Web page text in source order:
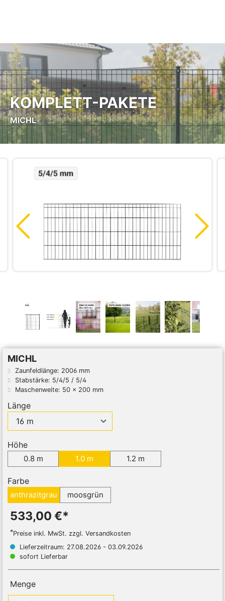
KOMPLETT-PAKETE
MICHL
MICHL
Zaunfeldlänge: 2006 mm
Stabstärke: 5/4/5 / 5/4
Maschenweite: 50 x 200 mm
Länge
Höhe
0.8 m 1.0 m 1.2 m
Farbe
anthrazitgrau moosgrün
533,00 €*
*Preise inkl. MwSt. zzgl. Versandkosten
Lieferzeitraum: 27.08.2026 - 03.09.2026
sofort Lieferbar
Menge